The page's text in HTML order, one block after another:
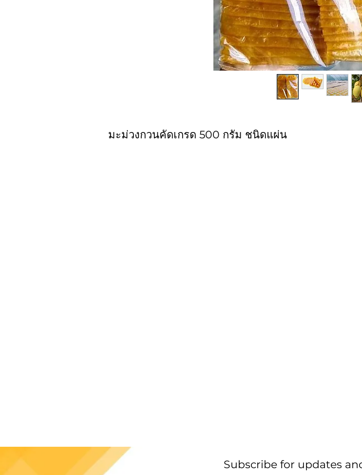
มะม่วงกวนคัดเกรด 500 กรัม ชนิดแผ่น
Subscribe for updates